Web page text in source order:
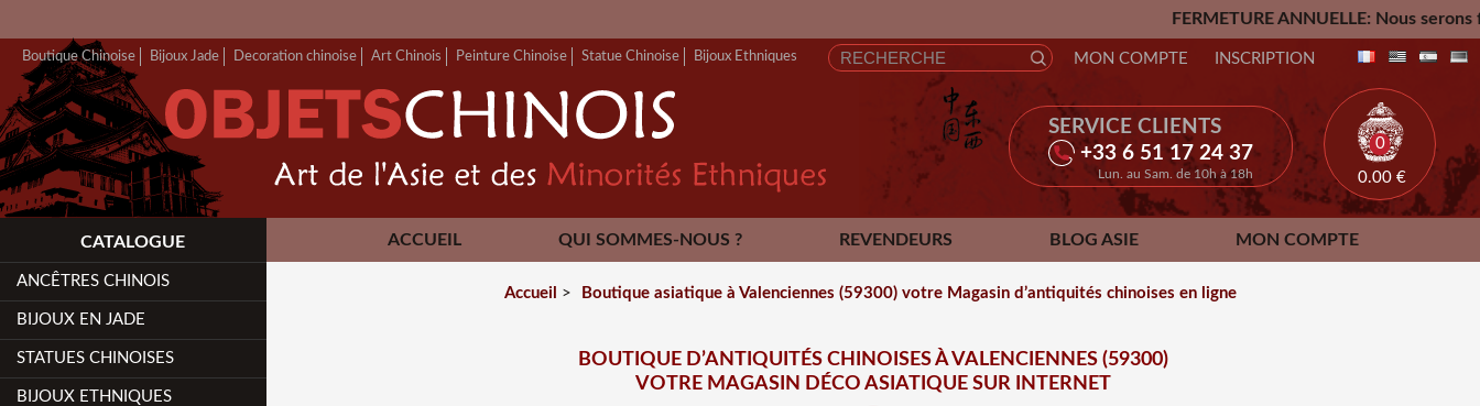
FERMETURE ANNUELLE: Nous serons fermés du
Boutique Chinoise Bijoux Jade Decoration chinoise Art Chinois Peinture Chinoise Statue Chinoise Bijoux Ethniques
SERVICE CLIENTS
+33 6 51 17 24 37
Lun. au Sam. de 10h à 18h
MON COMPTE INSCRIPTION
0
0.00 €
ACCUEIL QUI SOMMES-NOUS ? REVENDEURS BLOG ASIE MON COMPTE
CONTACT
CATALOGUE
ANCÊTRES CHINOIS
BIJOUX EN JADE
STATUES CHINOISES
BIJOUX ETHNIQUES
Accueil > Boutique asiatique à Valenciennes (59300) votre Magasin d’antiquités chinoises en ligne
BOUTIQUE D’ANTIQUITÉS CHINOISES À VALENCIENNES (59300)
VOTRE MAGASIN DÉCO ASIATIQUE SUR INTERNET